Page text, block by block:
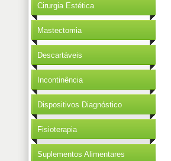
Cirurgia Estética
Mastectomia
Descartáveis
Incontinência
Dispositivos Diagnóstico
Fisioterapia
Suplementos Alimentares